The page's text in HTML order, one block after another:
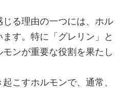
る理由の一つには、ホル
す。特に「グレリン」と
モンが重要な役割を果たし
こすホルモンで、通常、